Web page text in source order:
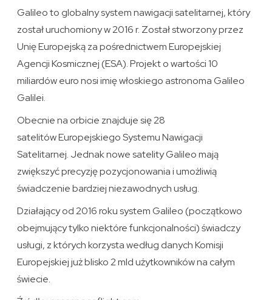
Galileo to globalny system nawigacji satelitarnej, który
został uruchomiony w 2016 r. Został stworzony przez
Unię Europejską za pośrednictwem Europejskiej
Agencji Kosmicznej (ESA). Projekt o wartości 10
miliardów euro nosi imię włoskiego astronoma Galileo
Galilei.
Obecnie na orbicie znajduje się 28
satelitów Europejskiego Systemu Nawigacji
Satelitarnej. Jednak nowe satelity Galileo mają
zwiększyć precyzję pozycjonowania i umożliwią
świadczenie bardziej niezawodnych usług.
Działający od 2016 roku system Galileo (początkowo
obejmujący tylko niektóre funkcjonalności) świadczy
usługi, z których korzysta według danych Komisji
Europejskiej już blisko 2 mld użytkowników na całym
świecie.